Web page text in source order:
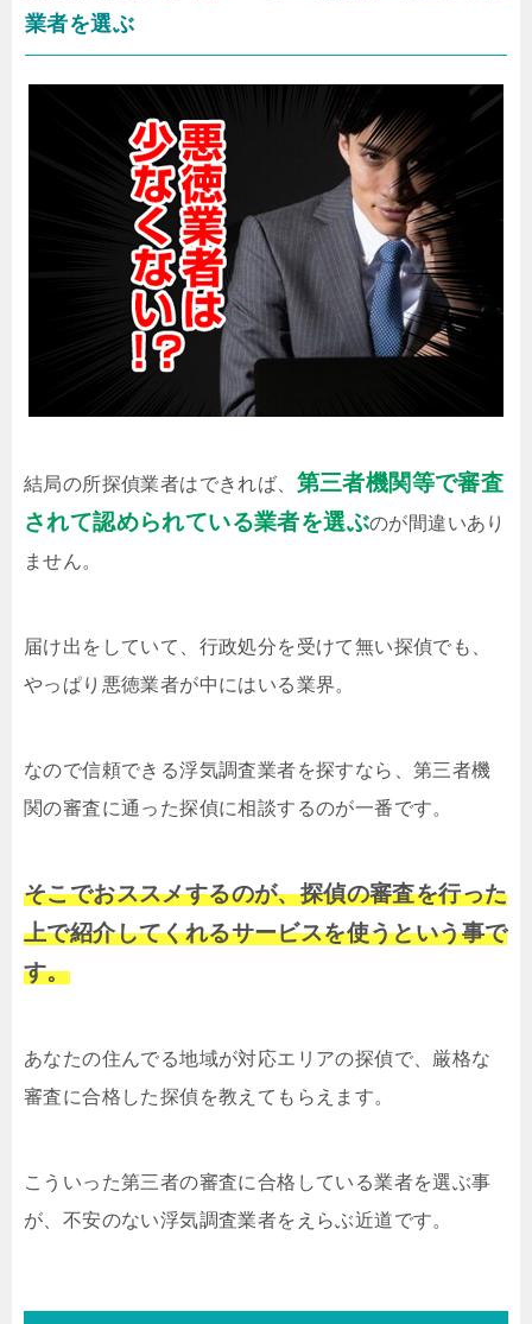
業者を選ぶ
結局の所探偵業者はできれば、 第三者機関等で審査
されて認められている業者を選ぶのが間違いあり
ません。
届け出をしていて、行政処分を受けて無い探偵でも、
やっぱり悪徳業者が中にはいる業界。
なので信頼できる浮気調査業者を探すなら、第三者機
関の審査に通った探偵に相談するのが一番です。
そこでおススメするのが、探偵の審査を行った
上で紹介してくれるサービスを使うという事で
す。
あなたの住んでる地域が対応エリアの探偵で、厳格な
審査に合格した探偵を教えてもらえます。
こういった第三者の審査に合格している業者を選ぶ事
が、不安のない浮気調査業者をえらぶ近道です。